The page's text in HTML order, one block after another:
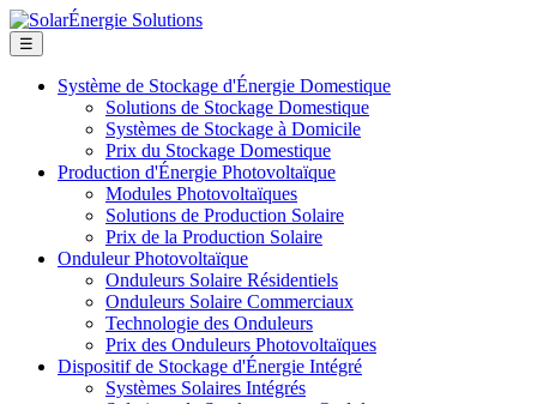
☰
Système de Stockage d'Énergie Domestique
Solutions de Stockage Domestique
Systèmes de Stockage à Domicile
Prix du Stockage Domestique
Production d'Énergie Photovoltaïque
Modules Photovoltaïques
Solutions de Production Solaire
Prix de la Production Solaire
Onduleur Photovoltaïque
Onduleurs Solaire Résidentiels
Onduleurs Solaire Commerciaux
Technologie des Onduleurs
Prix des Onduleurs Photovoltaïques
Dispositif de Stockage d'Énergie Intégré
Systèmes Solaires Intégrés